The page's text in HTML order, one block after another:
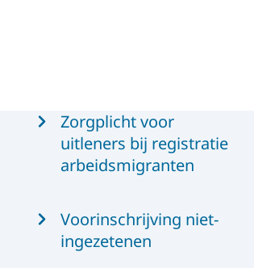
Zorgplicht voor
uitleners bij registratie
arbeidsmigranten
Voorinschrijving niet-
ingezetenen